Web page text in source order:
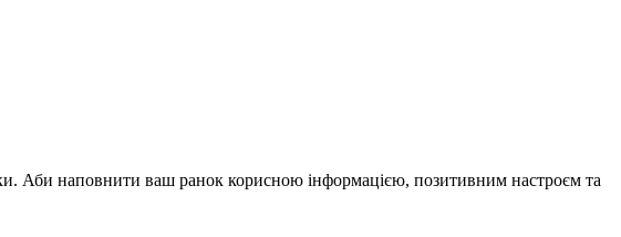
Аби наповнити ваш ранок корисною інформацією, позитивним настроєм та